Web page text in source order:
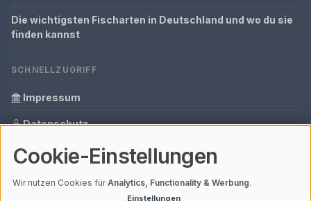
Die wichtigsten Fischarten in Deutschland und wo du sie
finden kannst
SCHNELLZUGRIFF
Impressum
Datenschutz
Informationen zur Inhalt
Cookie-Einstellungen
Wir nutzen Cookies fürAnalytics, Functionality & Werbung.
Einstellungen